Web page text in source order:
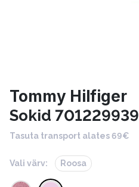
Tommy Hilfiger
Sokid 701229939
Tasuta transport alates 69€
Vali värv: Roosa